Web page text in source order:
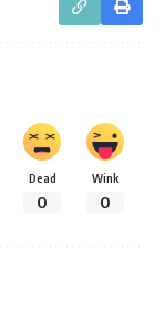
Dead
0
Wink
0